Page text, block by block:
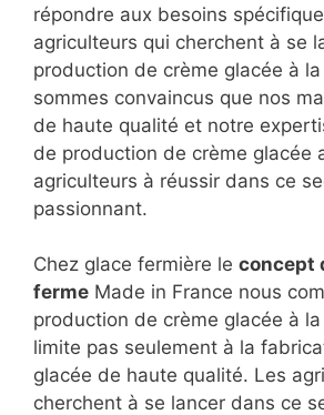
répondre aux besoins
agriculteurs qui cherchent à se
production de crème glacée à
sommes convaincus que nos
de haute qualité et notre
de production de crème glacée
agriculteurs à réussir dans ce
passionnant.
Chez glace fermière le concept
ferme Made in France nous
production de crème glacée à
limite pas seulement à la
glacée de haute qualité. Les
cherchent à se lancer dans ce